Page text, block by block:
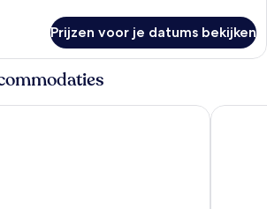
Prijzen voor je datums bekijken
Hotel